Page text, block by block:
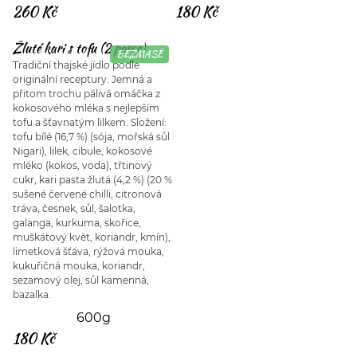
260 Kč 180 Kč
BEZMASÉ
Žluté kari s tofu (2 porce)
Tradiční thajské jídlo podle
originální receptury. Jemná a
přitom trochu pálivá omáčka z
kokosového mléka s nejlepším
tofu a šťavnatým lilkem. Složení:
tofu bílé (16,7 %) (sója, mořská sůl
Nigari), lilek, cibule, kokosové
mléko (kokos, voda), třtinový
cukr, kari pasta žlutá (4,2 %) (20 %
sušené červené chilli, citronová
tráva, česnek, sůl, šalotka,
galanga, kurkuma, skořice,
muškátový květ, koriandr, kmín),
limetková šťáva, rýžová mouka,
kukuřičná mouka, koriandr,
sezamový olej, sůl kamenná,
bazalka.
600g
180 Kč